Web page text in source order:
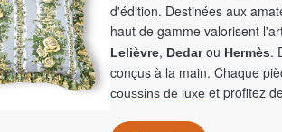
d'édition. Destinées aux
haut de gamme valorisent
Lelièvre, Dedarou Hermès.
conçus à la main. Chaque
coussins de luxe et profitez